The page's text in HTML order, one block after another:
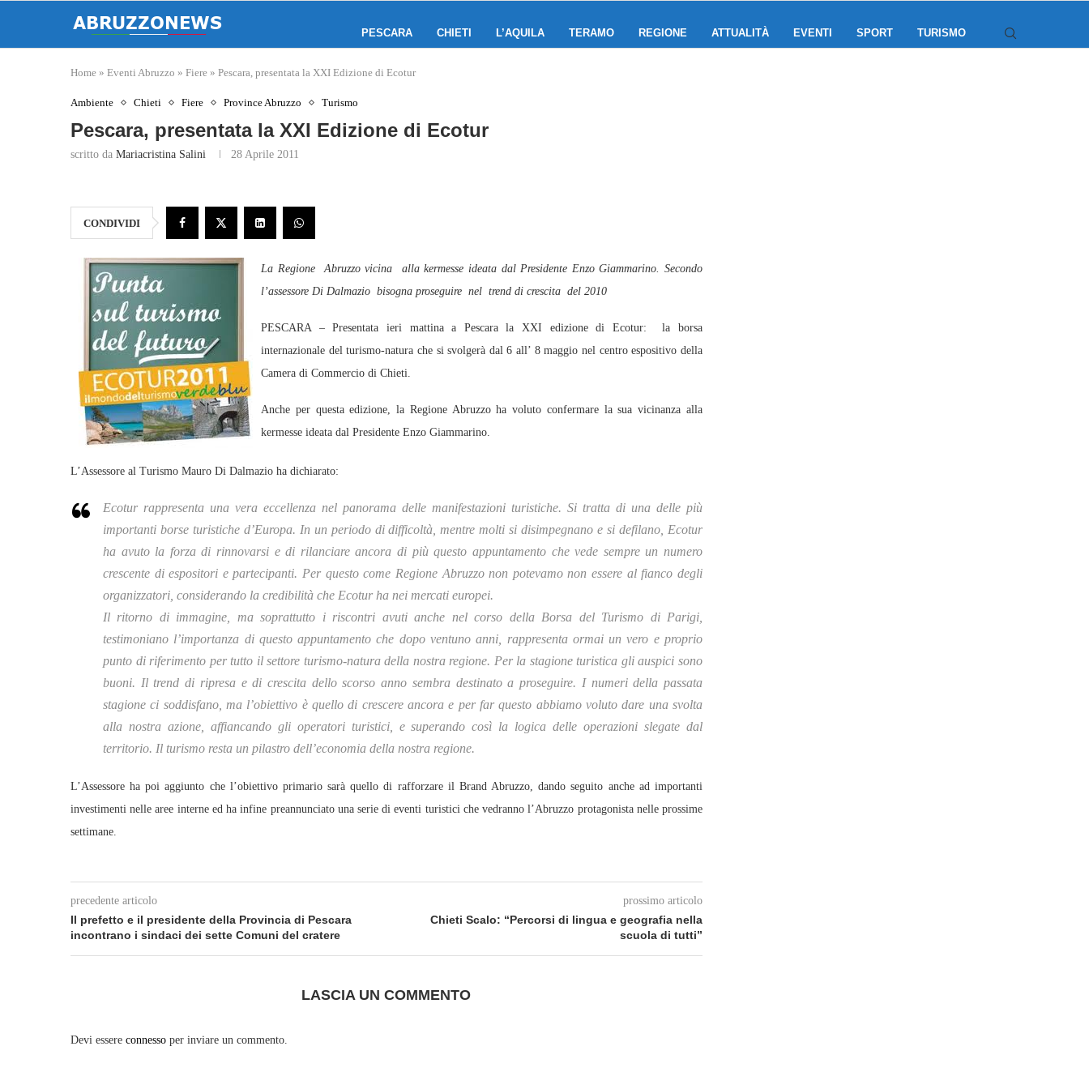
PESCARA CHIETI L’AQUILA TERAMO REGIONE ATTUALITÀ EVENTI SPORT TURISMO
Home » Eventi Abruzzo » Fiere » Pescara, presentata la XXI Edizione di Ecotur
Ambiente Chieti Fiere Province Abruzzo Turismo
Pescara, presentata la XXI Edizione di Ecotur
scritto da Mariacristina Salini 28 Aprile 2011
CONDIVIDI
La Regione Abruzzo vicina alla kermesse ideata dal Presidente Enzo Giammarino. Secondo
l’assessore Di Dalmazio bisogna proseguire nel trend di crescita del 2010
PESCARA – Presentata ieri mattina a Pescara la XXI edizione di Ecotur: la borsa
internazionale del turismo-natura che si svolgerà dal 6 all’ 8 maggio nel centro espositivo della
Camera di Commercio di Chieti.
Anche per questa edizione, la Regione Abruzzo ha voluto confermare la sua vicinanza alla
kermesse ideata dal Presidente Enzo Giammarino.
L’Assessore al Turismo Mauro Di Dalmazio ha dichiarato:
Ecotur rappresenta una vera eccellenza nel panorama delle manifestazioni turistiche. Si tratta di una delle più
importanti borse turistiche d’Europa. In un periodo di difficoltà, mentre molti si disimpegnano e si defilano, Ecotur
ha avuto la forza di rinnovarsi e di rilanciare ancora di più questo appuntamento che vede sempre un numero
crescente di espositori e partecipanti. Per questo come Regione Abruzzo non potevamo non essere al fianco degli
organizzatori, considerando la credibilità che Ecotur ha nei mercati europei.
Il ritorno di immagine, ma soprattutto i riscontri avuti anche nel corso della Borsa del Turismo di Parigi,
testimoniano l’importanza di questo appuntamento che dopo ventuno anni, rappresenta ormai un vero e proprio
punto di riferimento per tutto il settore turismo-natura della nostra regione. Per la stagione turistica gli auspici sono
buoni. Il trend di ripresa e di crescita dello scorso anno sembra destinato a proseguire. I numeri della passata
stagione ci soddisfano, ma l’obiettivo è quello di crescere ancora e per far questo abbiamo voluto dare una svolta
alla nostra azione, affiancando gli operatori turistici, e superando così la logica delle operazioni slegate dal
territorio. Il turismo resta un pilastro dell’economia della nostra regione.
L’Assessore ha poi aggiunto che l’obiettivo primario sarà quello di rafforzare il Brand Abruzzo, dando seguito anche ad importanti
investimenti nelle aree interne ed ha infine preannunciato una serie di eventi turistici che vedranno l’Abruzzo protagonista nelle prossime
settimane.
precedente articolo
Il prefetto e il presidente della Provincia di Pescara
incontrano i sindaci dei sette Comuni del cratere
prossimo articolo
Chieti Scalo: “Percorsi di lingua e geografia nella
scuola di tutti”
LASCIA UN COMMENTO
Devi essere connesso per inviare un commento.